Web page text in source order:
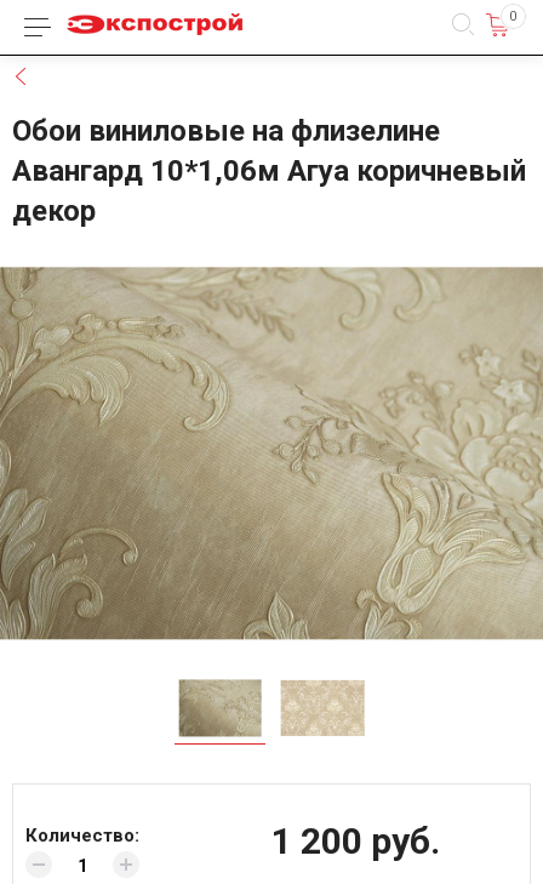
Каталог товаров 0
Обои виниловые на флизелине
Авангард 10*1,06м Агуа коричневый
декор
1 200 руб.
Количество: